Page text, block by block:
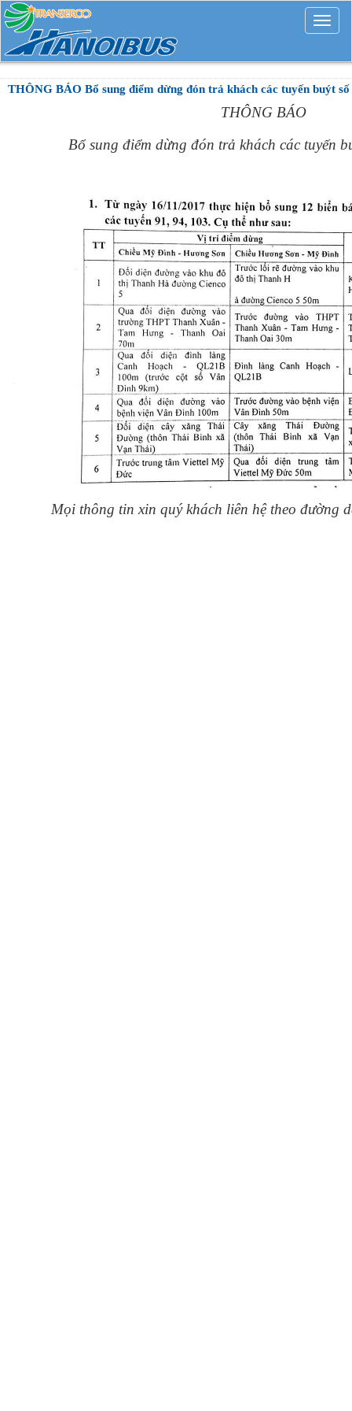
Mở
rộng
THÔNG BÁO Bổ sung điểm dừng đón trả khách các tuyến buýt số
THÔNGBÁO
Bổ sung điểm dừng đón trả khách các tuyến
Mọi thông tin xin quý khách liên hệ theo đường